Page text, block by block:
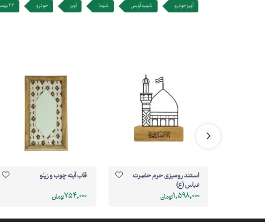
آویز خودرو شهید آوینی شهدا آویز خودرو 22 بهمن
استند رومیزی حرم حضرت
عباس (ع)
1,598,000تومان
قاب آینه چوب و زیلو
754,000تومان